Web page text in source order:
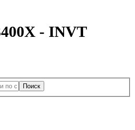
- INVT
Поиск